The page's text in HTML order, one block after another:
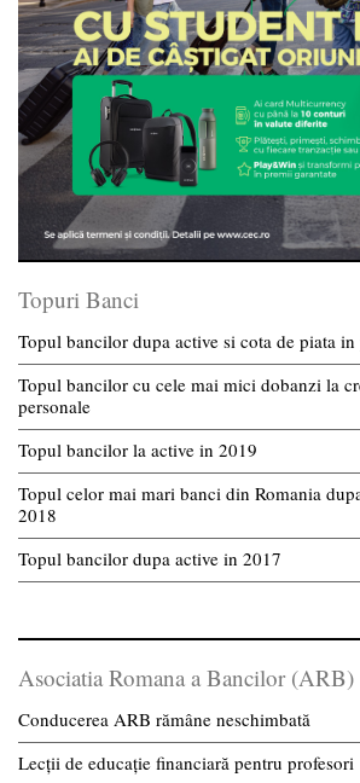
Topuri Banci
Topul bancilor dupa active si cota de piata
Topul bancilor cu cele mai mici dobanzi la
personale
Topul bancilor la active in 2019
Topul celor mai mari banci din Romania
2018
Topul bancilor dupa active in 2017
Asociatia Romana a Bancilor (ARB)
Conducerea ARB rămâne neschimbată
Lecții de educație financiară pentru profesori